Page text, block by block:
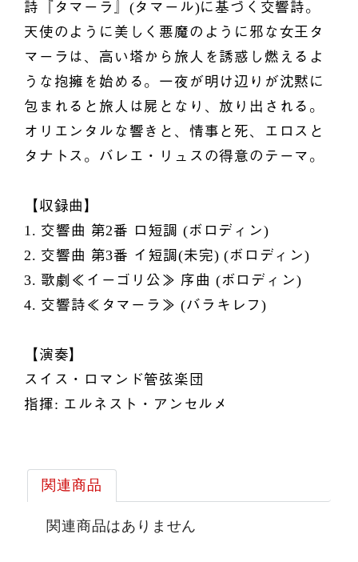
詩『タマーラ』(タマール)に基づく交響詩。
天使のように美しく悪魔のように邪な女王タ
マーラは、高い塔から旅人を誘惑し燃えるよ
うな抱擁を始める。一夜が明け辺りが沈黙に
包まれると旅人は屍となり、放り出される。
オリエンタルな響きと、情事と死、エロスと
タナトス。バレエ・リュスの得意のテーマ。
【収録曲】
1. 交響曲 第2番 ロ短調 (ボロディン)
2. 交響曲 第3番 イ短調(未完) (ボロディン)
3. 歌劇≪イーゴリ公≫ 序曲 (ボロディン)
4. 交響詩≪タマーラ≫ (バラキレフ)
【演奏】
スイス・ロマンド管弦楽団
指揮: エルネスト・アンセルメ
関連商品
関連商品はありません